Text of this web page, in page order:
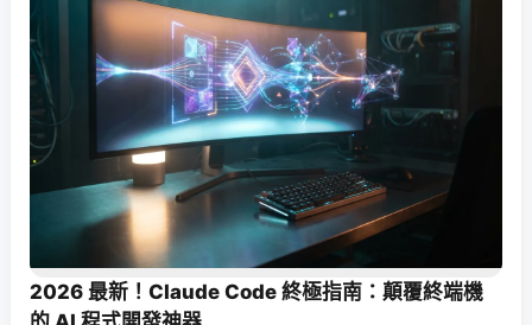
2026 最新！Claude Code 終極指南：顛覆終端機